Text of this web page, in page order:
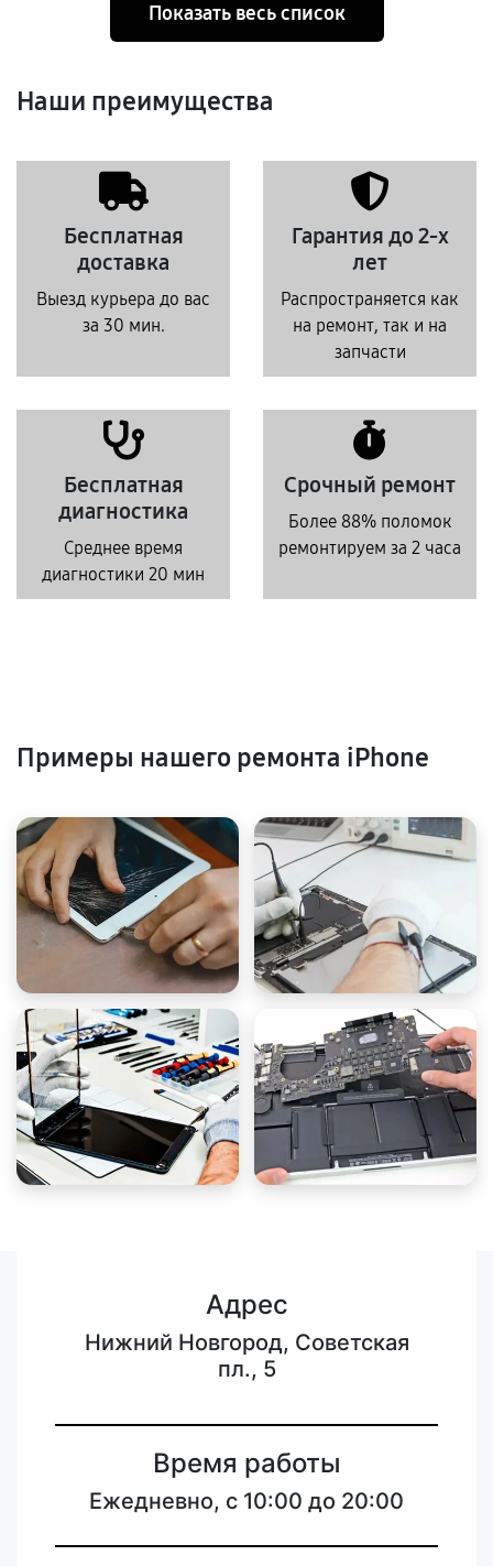
Показать весь список
Наши преимущества
Бесплатная
доставка
Выезд курьера до вас
за 30 мин.
Гарантия до 2-х
лет
Распространяется как
на ремонт, так и на
запчасти
Бесплатная
диагностика
Среднее время
диагностики 20 мин
Срочный ремонт
Более 88% поломок
ремонтируем за 2 часа
Примеры нашего ремонта iPhone
Адрес
Нижний Новгород, Советская
пл., 5
Время работы
Ежедневно, с 10:00 до 20:00